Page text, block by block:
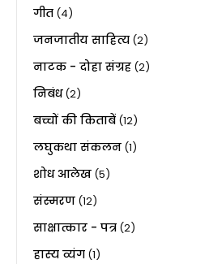
गीत (4)
जनजातीय साहित्य (2)
नाटक - दोहा संग्रह (2)
निबंध (2)
बच्चों की किताबें (12)
लघुकथा संकलन (1)
शोध आलेख (5)
संस्मरण (12)
साक्षात्कार - पत्र (2)
हास्य व्यंग (1)